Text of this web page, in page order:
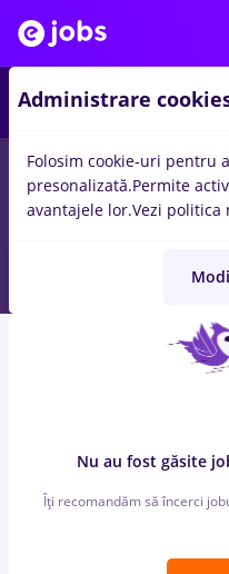
locuri de muncafood
Student, Entry-Level (< 2
Telecom
Nu au fost găsite
Îți recomandăm să încerci
Administrare
Folosim cookie-uri pentru
presonalizată.Permite
avantajele lor.Vezi politica